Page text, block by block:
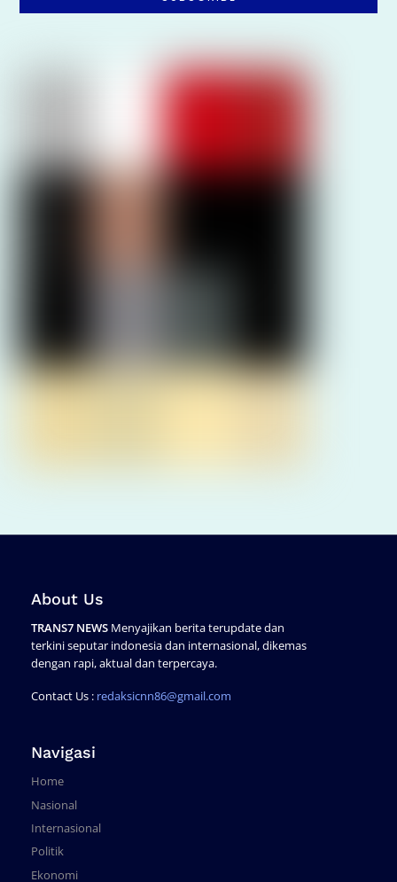
About Us
TRANS7 NEWSMenyajikan berita terupdate dan
terkini seputar indonesia dan internasional, dikemas
dengan rapi, aktual dan terpercaya.
Contact Us : redaksicnn86@gmail.com
Navigasi
Home
Nasional
Internasional
Politik
Ekonomi